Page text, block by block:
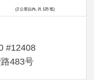
#12408
483号
(2 公里以内, 共 125 笔)